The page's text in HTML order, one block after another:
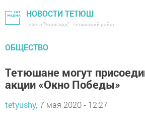
НОВОСТИ ТЕТЮШ
Газета "Авангард" - Тетюшский район
ОБЩЕСТВО
Тетюшане могут
акции «Окно Победы»
tetyushy, 7 мая 2020 - 12:27